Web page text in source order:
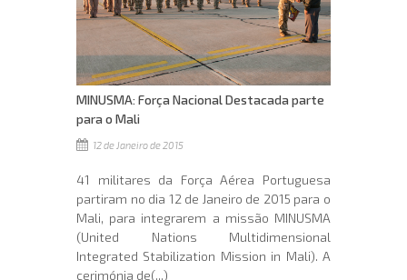
MINUSMA: Força Nacional Destacada parte
para o Mali
12 de Janeiro de 2015
41 militares da Força Aérea Portuguesa
partiram no dia 12 de Janeiro de 2015 para o
Mali, para integrarem a missão MINUSMA
(United Nations Multidimensional
Integrated Stabilization Mission in Mali). A
cerimónia de(...)